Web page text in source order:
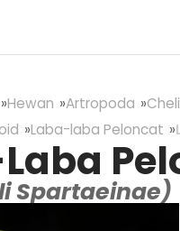
Hewan Artropoda
Laba-laba Peloncat
Spartaeinae)